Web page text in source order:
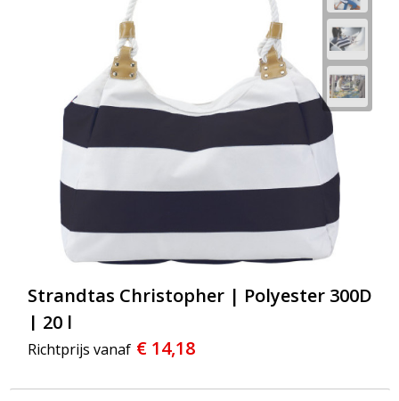
Strandtas Christopher | Polyester 300D
| 20 l
Richtprijs vanaf € 14,18